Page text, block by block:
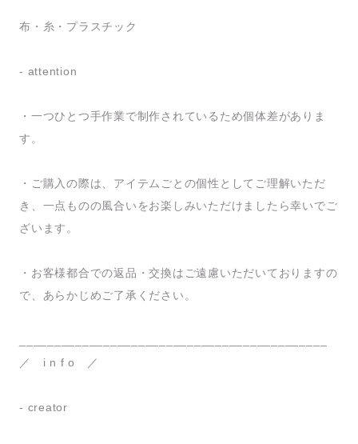
布・糸・プラスチック
- attention
・一つひとつ手作業で制作されているため個体差がありま
す。
・ご購入の際は、アイテムごとの個性としてご理解いただ
き、一点ものの風合いをお楽しみいただけましたら幸いでご
ざいます。
・お客様都合での返品・交換はご遠慮いただいておりますの
で、あらかじめご了承ください。
／ i n f o ／
- creator